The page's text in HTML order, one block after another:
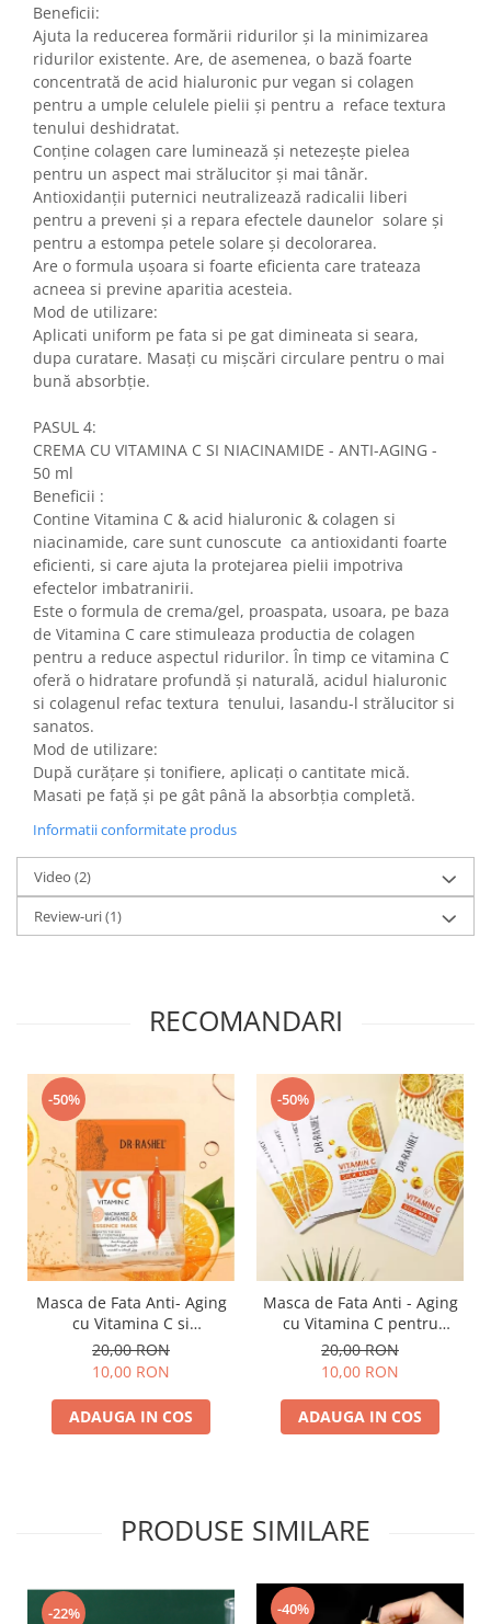
Beneficii:
Ajuta la reducerea formării ridurilor și la minimizarea
ridurilor existente. Are, de asemenea, o bază foarte
concentrată de acid hialuronic pur vegan si colagen
pentru a umple celulele pielii și pentru a reface textura
tenului deshidratat.
Conține colagen care luminează și netezește pielea
pentru un aspect mai strălucitor și mai tânăr.
Antioxidanții puternici neutralizează radicalii liberi
pentru a preveni și a repara efectele daunelor solare și
pentru a estompa petele solare și decolorarea.
Are o formula ușoara si foarte eficienta care trateaza
acneea si previne aparitia acesteia.
Mod de utilizare:
Aplicati uniform pe fata si pe gat dimineata si seara,
dupa curatare. Masați cu mișcări circulare pentru o mai
bună absorbție.
PASUL 4:
CREMA CU VITAMINA C SI NIACINAMIDE - ANTI-AGING -
50 ml
Beneficii :
Contine Vitamina C & acid hialuronic & colagen si
niacinamide, care sunt cunoscute ca antioxidanti foarte
eficienti, si care ajuta la protejarea pielii impotriva
efectelor imbatranirii.
Este o formula de crema/gel, proaspata, usoara, pe baza
de Vitamina C care stimuleaza productia de colagen
pentru a reduce aspectul ridurilor. În timp ce vitamina C
oferă o hidratare profundă și naturală, acidul hialuronic
si colagenul refac textura tenului, lasandu-l strălucitor si
sanatos.
Mod de utilizare:
După curățare și tonifiere, aplicați o cantitate mică.
Masati pe față și pe gât până la absorbția completă.
Informatii conformitate produs
Video (2)
Review-uri(1)
RECOMANDARI
-50%
Masca de Fata Anti- Aging
cu Vitamina C si
Niacinamide pentru
Luminozitate 1 buc x 25 g -
Dr. Rashel VC Vitamin C
Niacinamide & Brightening
Essence Mask
20,00 RON
10,00 RON
ADAUGA IN COS
-50%
Masca de Fata Anti - Aging
cu Vitamina C pentru
Luminozitate 1 buc x 28g -
Dr. Rashel Vitamin C
Brightening & Anti-Aging
Silk Mask
20,00 RON
10,00 RON
ADAUGA IN COS
PRODUSE SIMILARE
-22% -40%